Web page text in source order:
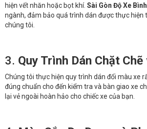
hiện vết nhăn hoặc bọt khí. Sài Gòn Độ Xe
ngành, đảm bảo quá trình dán được thực hiện
chúng tôi.
3. Quy Trình Dán Chặt
Chúng tôi thực hiện quy trình dán đổi màu xe
đúng chuẩn cho đến kiểm tra và bàn giao xe
lại vẻ ngoài hoàn hảo cho chiếc xe của bạn.